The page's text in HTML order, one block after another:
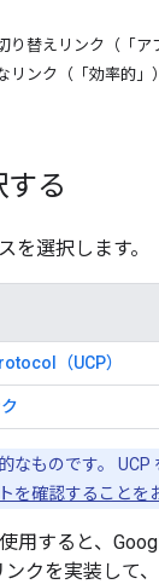
り替えリンク（「ア
リンク（「効率的」）
する
を選択します。
（UCP）
なものです。
を確認することを
用すると、
ンクを実装し